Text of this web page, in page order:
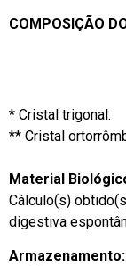
COMPOSIÇÃO
* Cristal trigonal.
** Cristal
Material
Cálculo(s)
digestiva
Armazenamento: